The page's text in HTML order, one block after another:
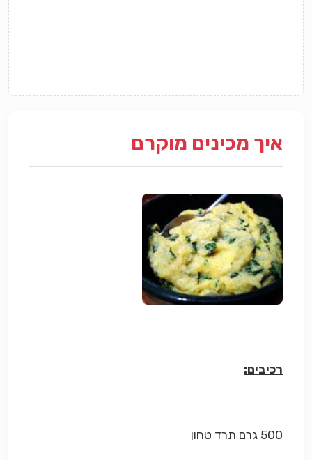
איך מכינים מוקרם
רכיבים:
500 גרם תרד טחון